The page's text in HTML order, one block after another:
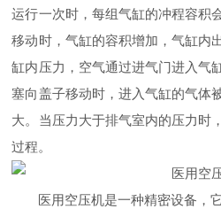
运行一次时，每组气缸的冲程容积
移动时，气缸的容积增加，气缸内
缸内压力，空气通过进气门进入气
塞向盖子移动时，进入气缸的气体
大。当压力大于排气室内的压力时
过程。
医用空压机是一种精密设备，它